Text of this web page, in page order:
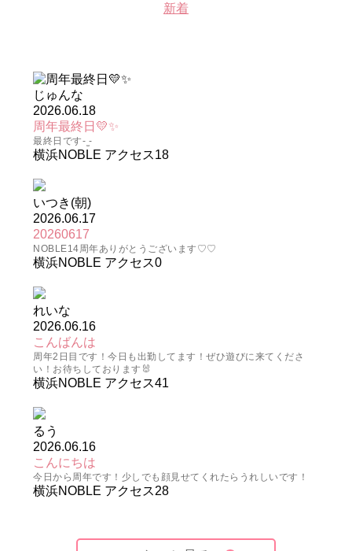
新着
じゅんな
2026.06.18
周年最終日💛✨
最終日です- ̫-
横浜NOBLE アクセス18
いつき(朝)
2026.06.17
20260617
NOBLE14周年ありがとうございます♡♡
横浜NOBLE アクセス0
れいな
2026.06.16
こんばんは
周年2日目です！今日も出勤してます！ぜひ遊びに来てくださ
い！お待ちしております🐰
横浜NOBLE アクセス41
るう
2026.06.16
こんにちは
今日から周年です！少しでも顔見せてくれたらうれしいです！
横浜NOBLE アクセス28